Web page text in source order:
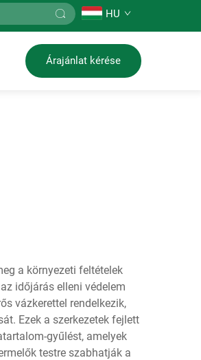
HU
Árajánlat kérése
a környezeti feltételek
időjárás elleni védelem
vázkerettel rendelkezik,
Ezek a szerkezetek fejlett
gyűlést, amelyek
testre szabhatják a